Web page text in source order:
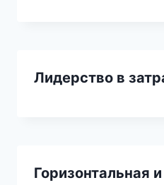
Лидерство в
Горизонтальная